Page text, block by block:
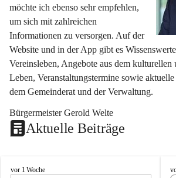
möchte ich ebenso sehr empfehlen,
um sich mit zahlreichen
Informationen zu versorgen. Auf der
Website und in der App gibt es
Vereinsleben, Angebote aus dem kulturellen
Leben, Veranstaltungstermine sowie
dem Gemeinderat und der Verwaltung.
Bürgermeister Gerold Welte
Aktuelle Beiträge
L
vor 1 Woche
L